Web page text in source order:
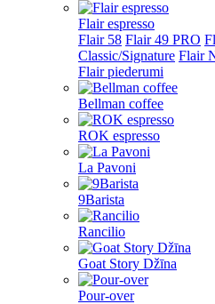
Flair espresso
Flair 58 Flair 49 PRO
Classic/Signature Flair
Flair piederumi
Bellman coffee
ROK espresso
La Pavoni
9Barista
Rancilio
Goat Story Džīna
Pour-over